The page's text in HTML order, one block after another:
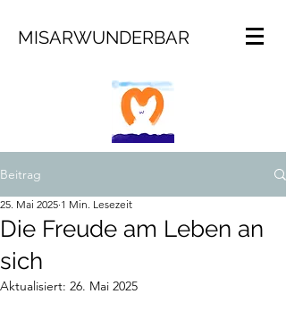
MISARWUNDERBAR
Beitrag
Die Freude am Leben an
sich
25. Mai 2025 1 Min. Lesezeit
Aktualisiert: 26. Mai 2025